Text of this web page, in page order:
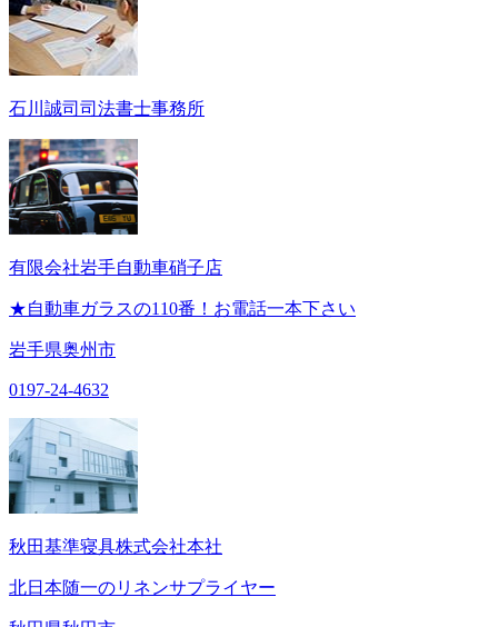
石川誠司司法書士事務所
有限会社岩手自動車硝子店
★自動車ガラスの110番！お電話一本下さい
岩手県奥州市
0197-24-4632
秋田基準寝具株式会社本社
北日本随一のリネンサプライヤー